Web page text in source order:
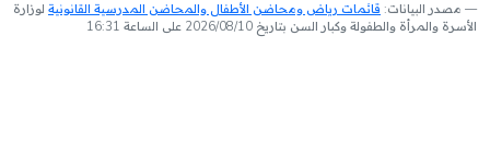
مصدر البيانات: قائمات رياض ومحاضن الأطفال والمحاضن المدرسية القانونية لوزارة
الأسرة والمرأة والطفولة وكبار السن بتاريخ 2026/08/10 على الساعة 16:31